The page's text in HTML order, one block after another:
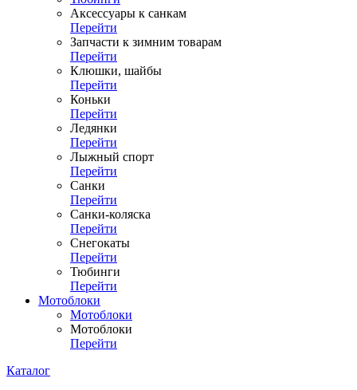
Аксессуары к санкам
Перейти
Запчасти к зимним товарам
Перейти
Клюшки, шайбы
Перейти
Коньки
Перейти
Ледянки
Перейти
Лыжный спорт
Перейти
Санки
Перейти
Санки-коляска
Перейти
Снегокаты
Перейти
Тюбинги
Перейти
Мотоблоки
Мотоблоки
Мотоблоки
Перейти
Каталог